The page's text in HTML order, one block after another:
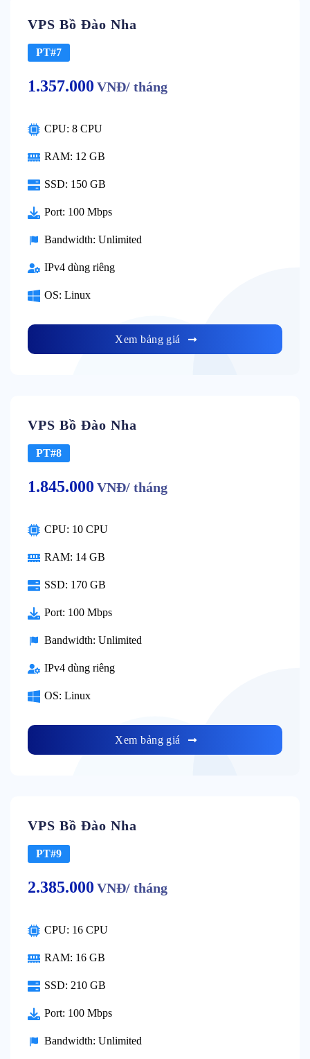
VPS Bồ Đào Nha
PT#7
1.357.000 VNĐ/ tháng
CPU: 8 CPU
RAM: 12 GB
SSD: 150 GB
Port: 100 Mbps
Bandwidth: Unlimited
IPv4 dùng riêng
OS: Linux
Xem bảng giá
VPS Bồ Đào Nha
PT#8
1.845.000 VNĐ/ tháng
CPU: 10 CPU
RAM: 14 GB
SSD: 170 GB
Port: 100 Mbps
Bandwidth: Unlimited
IPv4 dùng riêng
OS: Linux
Xem bảng giá
VPS Bồ Đào Nha
PT#9
2.385.000 VNĐ/ tháng
CPU: 16 CPU
RAM: 16 GB
SSD: 210 GB
Port: 100 Mbps
Bandwidth: Unlimited